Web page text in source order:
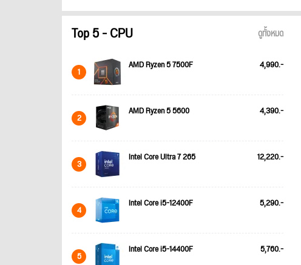
Top 5 - CPU ดูทั้งหมด
1 AMD Ryzen 5 7500F 4,990.-
2 AMD Ryzen 5 5600 4,390.-
3 Intel Core Ultra 7 265 12,220.-
4 Intel Core i5-12400F 5,290.-
5 Intel Core i5-14400F 5,760.-